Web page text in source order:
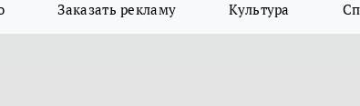
Заказать рекламу Культура